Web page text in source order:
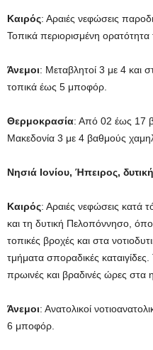
Καιρός: Αραιές νεφώσεις
Τοπικά περιορισμένη ορατότητα
Άνεμοι: Μεταβλητοί 3 με 4 και
τοπικά έως 5 μποφόρ.
Θερμοκρασία: Από 02 έως 17
Μακεδονία 3 με 4 βαθμούς
Νησιά Ιονίου, Ήπειρος,
Καιρός: Αραιές νεφώσεις κατά
και τη δυτική Πελοπόννησο,
τοπικές βροχές και στα
τμήματα σποραδικές
πρωινές και βραδινές ώρες στα
Άνεμοι: Ανατολικοί
6 μποφόρ.